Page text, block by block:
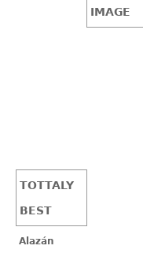
IMAGE
TOTTALY
BEST
Alazán